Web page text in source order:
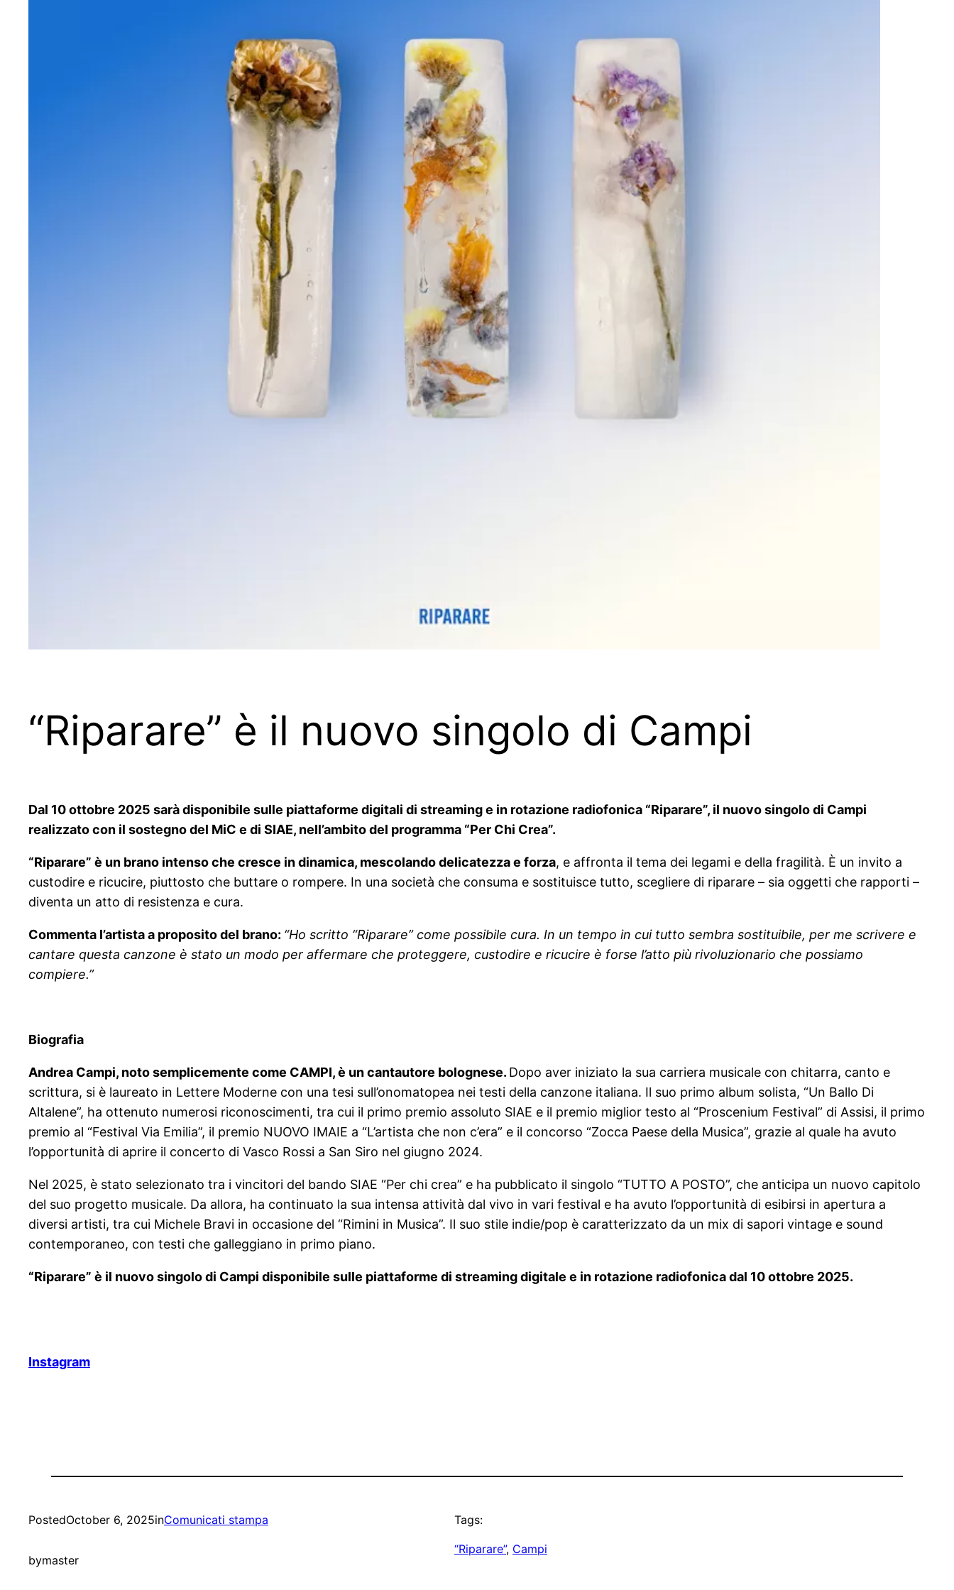
“Riparare” è il nuovo singolo di Campi
Dal 10 ottobre 2025 sarà disponibile sulle piattaforme digitali di streaming e in rotazione radiofonica “Riparare”, il nuovo singolo di Campi
realizzato con il sostegno del MiC e di SIAE, nell’ambito del programma “Per Chi Crea”.
“Riparare” è un brano intenso che cresce in dinamica, mescolando delicatezza e forza, e affronta il tema dei legami e della fragilità. È un invito a
custodire e ricucire, piuttosto che buttare o rompere. In una società che consuma e sostituisce tutto, scegliere di riparare – sia oggetti che rapporti –
diventa un atto di resistenza e cura.
Commenta l’artista a proposito del brano: “Ho scritto “Riparare” come possibile cura. In un tempo in cui tutto sembra sostituibile, per me scrivere e
cantare questa canzone è stato un modo per affermare che proteggere, custodire e ricucire è forse l’atto più rivoluzionario che possiamo
compiere.”
Biografia
Andrea Campi, noto semplicemente come CAMPI, è un cantautore bolognese. Dopo aver iniziato la sua carriera musicale con chitarra, canto e
scrittura, si è laureato in Lettere Moderne con una tesi sull’onomatopea nei testi della canzone italiana. Il suo primo album solista, “Un Ballo Di
Altalene”, ha ottenuto numerosi riconoscimenti, tra cui il primo premio assoluto SIAE e il premio miglior testo al “Proscenium Festival” di Assisi, il primo
premio al “Festival Via Emilia”, il premio NUOVO IMAIE a “L’artista che non c’era” e il concorso “Zocca Paese della Musica”, grazie al quale ha avuto
l’opportunità di aprire il concerto di Vasco Rossi a San Siro nel giugno 2024.
Nel 2025, è stato selezionato tra i vincitori del bando SIAE “Per chi crea” e ha pubblicato il singolo “TUTTO A POSTO”, che anticipa un nuovo capitolo
del suo progetto musicale. Da allora, ha continuato la sua intensa attività dal vivo in vari festival e ha avuto l’opportunità di esibirsi in apertura a
diversi artisti, tra cui Michele Bravi in occasione del “Rimini in Musica”. Il suo stile indie/pop è caratterizzato da un mix di sapori vintage e sound
contemporaneo, con testi che galleggiano in primo piano.
“Riparare” è il nuovo singolo di Campi disponibile sulle piattaforme di streaming digitale e in rotazione radiofonica dal 10 ottobre 2025.
Instagram
PostedOctober 6, 2025inComunicati stampa
bymaster
Tags:
“Riparare”, Campi